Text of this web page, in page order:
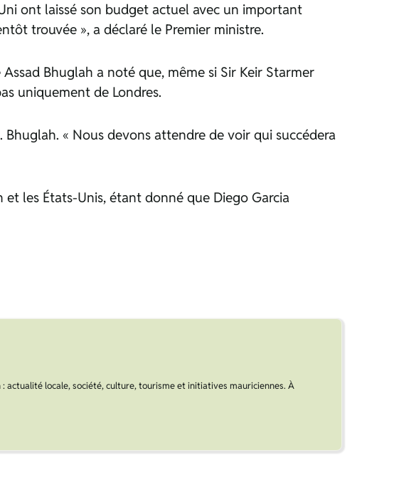
ont laissé son budget actuel avec un important
trouvée », a déclaré le Premier ministre.
Bhuglah a noté que, même si Sir Keir Starmer
uniquement de Londres.
« Nous devons attendre de voir qui succédera
et les États-Unis, étant donné que Diego Garcia
actualité locale, société, culture, tourisme et initiatives mauriciennes. À